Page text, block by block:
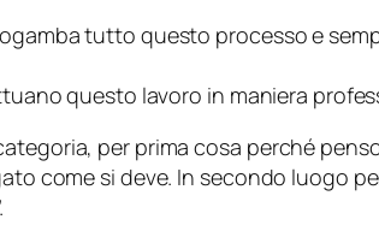
tutto questo processo e
questo lavoro in maniera
per prima cosa perché
come si deve. In secondo luogo